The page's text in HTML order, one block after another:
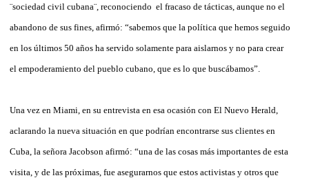
¨sociedad civil cubana¨, reconociendo el fracaso de tácticas, aunque no el
abandono de sus fines, afirmó: “sabemos que la política que hemos seguido
en los últimos 50 años ha servido solamente para aislarnos y no para crear
el empoderamiento del pueblo cubano, que es lo que buscábamos”.
Una vez en Miami, en su entrevista en esa ocasión con El Nuevo Herald,
aclarando la nueva situación en que podrían encontrarse sus clientes en
Cuba, la señora Jacobson afirmó: “una de las cosas más importantes de esta
visita, y de las próximas, fue asegurarnos que estos activistas y otros que